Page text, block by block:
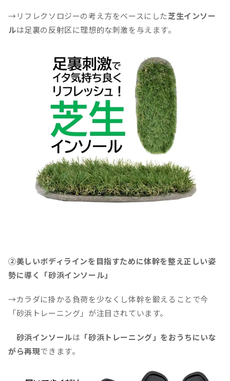
→リフレクソロジーの考え方をベースにした芝生インソー
ルは足裏の反射区に理想的な刺激を与えます。
②美しいボディラインを目指すために体幹を整え正しい姿
勢に導く「砂浜インソール」
→カラダに掛かる負荷を少なくし体幹を鍛えることで今
「砂浜トレーニング」が注目されています。
砂浜インソールは 「砂浜トレーニング」をおうちにいな
がら再現できます。